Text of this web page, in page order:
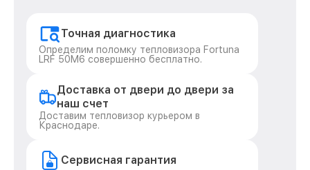
Точная диагностика
Определим поломку тепловизора Fortuna
LRF 50M6 совершенно бесплатно.
Доставка от двери до двери за
наш счет
Доставим тепловизор курьером в
Краснодаре.
Сервисная гарантия